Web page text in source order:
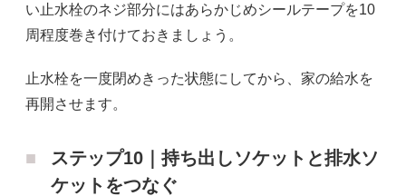
い止水栓のネジ部分にはあらかじめシールテープを10
周程度巻き付けておきましょう。
止水栓を一度閉めきった状態にしてから、家の給水を
再開させます。
ステップ10｜持ち出しソケットと排水ソ
ケットをつなぐ